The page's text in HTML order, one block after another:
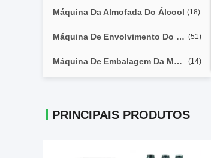
Máquina Da Almofada Do Álcool (18)
Máquina De Envolvimento Do Celofane (51)
Máquina De Embalagem Da Máscara Do Hydrogel (14)
PRINCIPAIS PRODUTOS